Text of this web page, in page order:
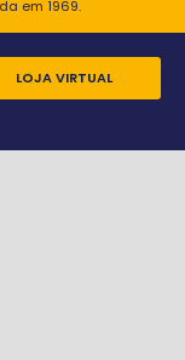
em 1969.
LOJA VIRTUAL